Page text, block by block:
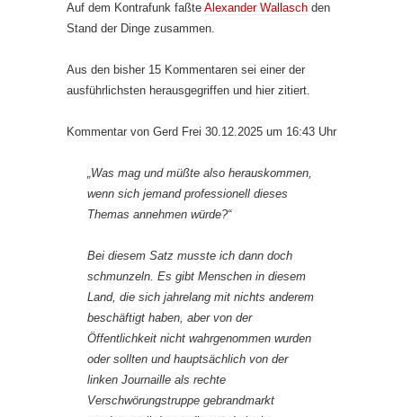
Auf dem Kontrafunk faßte Alexander Wallasch den
Stand der Dinge zusammen.
Aus den bisher 15 Kommentaren sei einer der
ausführlichsten herausgegriffen und hier zitiert.
Kommentar von Gerd Frei 30.12.2025 um 16:43 Uhr
„Was mag und müßte also herauskommen,
wenn sich jemand professionell dieses
Themas annehmen würde?“
Bei diesem Satz musste ich dann doch
schmunzeln. Es gibt Menschen in diesem
Land, die sich jahrelang mit nichts anderem
beschäftigt haben, aber von der
Öffentlichkeit nicht wahrgenommen wurden
oder sollten und hauptsächlich von der
linken Journaille als rechte
Verschwörungstruppe gebrandmarkt